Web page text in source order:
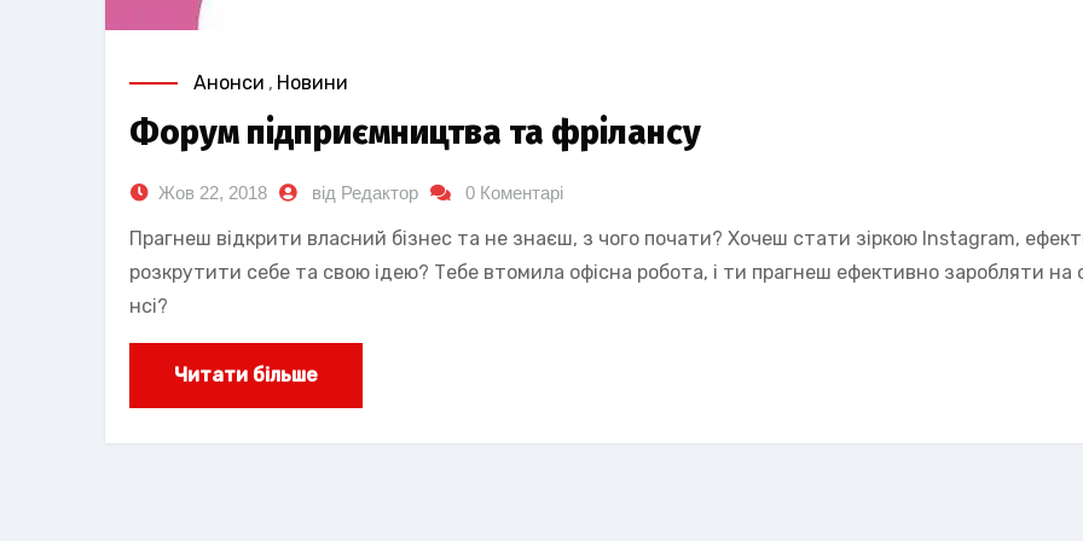
Анонси , Новини
Форум підприємництва та фрілансу
Жов 22, 2018 від Редактор 0 Коментарі
Прагнеш відкрити власний бізнес та не знаєш, з чого почати? Хочеш стати зіркою Instagram,
розкрутити себе та свою ідею? Тебе втомила офісна робота, і ти прагнеш ефективно заробляти на
нсі?
Читати більше